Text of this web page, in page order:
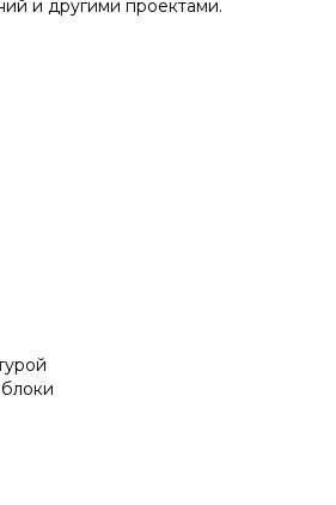
и другими проектами.